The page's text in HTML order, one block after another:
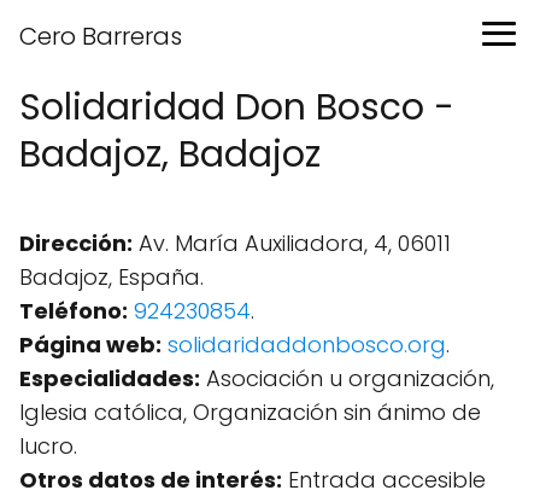
Cero Barreras
Solidaridad Don Bosco -
Badajoz, Badajoz
Dirección: Av. María Auxiliadora, 4, 06011
Badajoz, España.
Teléfono: 924230854.
Página web: solidaridaddonbosco.org.
Especialidades: Asociación u organización,
Iglesia católica, Organización sin ánimo de
lucro.
Otros datos de interés: Entrada accesible